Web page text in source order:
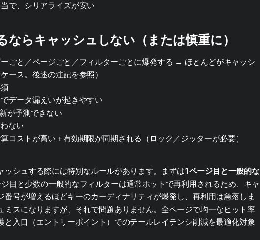
で、シリアライズが安い
らキャッシュしない（または慎重に）
ーごと／ページごと／フィルターごとに爆発する → ほとんどがキャッシ
ース。後述の注記を参照）
でデータ漏えいが起きやすい
が予測できない
ない
算コストが高い＋有効期限が同期される（ロック／ジッターが必要）
シュする際には特別なルールがあります。まずは1ページ目と一般的な
目と少数の一般的なフィルターは通常ホットで再利用されるため、キャ
号が増えるほどキーのカーディナリティが爆発し、再利用は急落しま
スになりますが、それで問題ありません。全ページで均一なヒット率
入口（エントリーポイント）でのテールレイテンシ削減を最適化対象